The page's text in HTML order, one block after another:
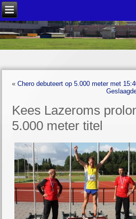
«Chero debuteert op 5.000 meter met
Kees Lazeroms
5.000 meter titel